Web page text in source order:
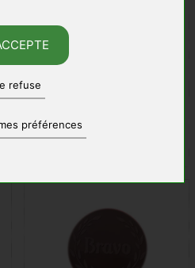
refuse
préférences
chocolat LAIT
16 X 10 CM - 100 G